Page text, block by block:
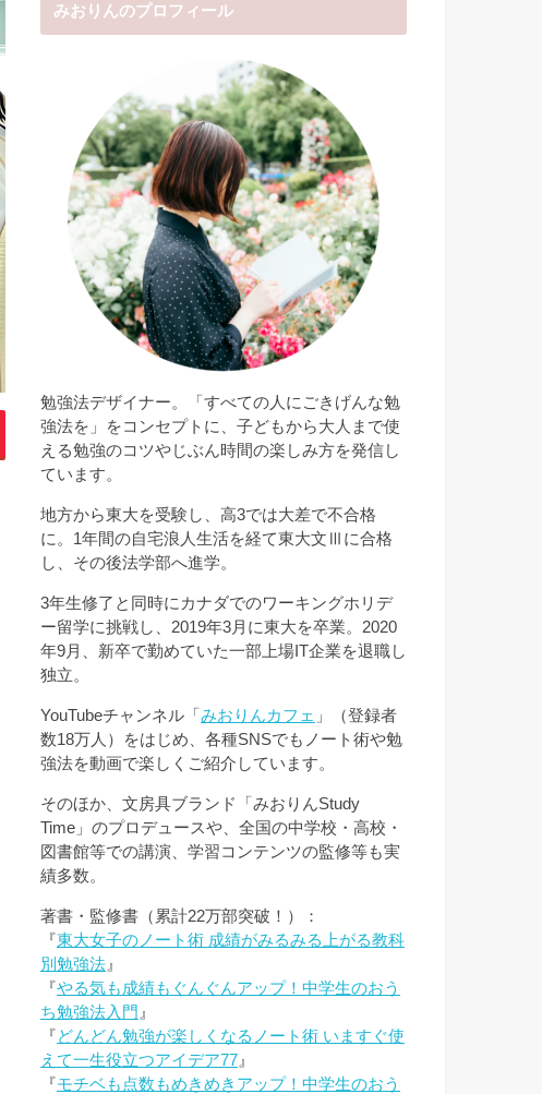
みおりんのプロフィール
勉強法デザイナー。「すべての人にごきげんな勉
強法を」をコンセプトに、子どもから大人まで使
える勉強のコツやじぶん時間の楽しみ方を発信し
ています。
地方から東大を受験し、高3では大差で不合格
に。1年間の自宅浪人生活を経て東大文Ⅲに合格
し、その後法学部へ進学。
3年生修了と同時にカナダでのワーキングホリデ
ー留学に挑戦し、2019年3月に東大を卒業。2020
年9月、新卒で勤めていた一部上場IT企業を退職し
独立。
YouTubeチャンネル「 みおりんカフェ 」（登録者
数18万人）をはじめ、各種SNSでもノート術や勉
強法を動画で楽しくご紹介しています。
そのほか、文房具ブランド「みおりんStudy
Time」のプロデュースや、全国の中学校・高校・
図書館等での講演、学習コンテンツの監修等も実
績多数。
著書・監修書（累計22万部突破！）：
『東大女子のノート術 成績がみるみる上がる教科
別勉強法 』
『やる気も成績もぐんぐんアップ！中学生のおう
ち勉強法入門 』
『どんどん勉強が楽しくなるノート術 いますぐ使
えて一生役立つアイデア77 』
『モチベも点数もめきめきアップ！中学生のおう